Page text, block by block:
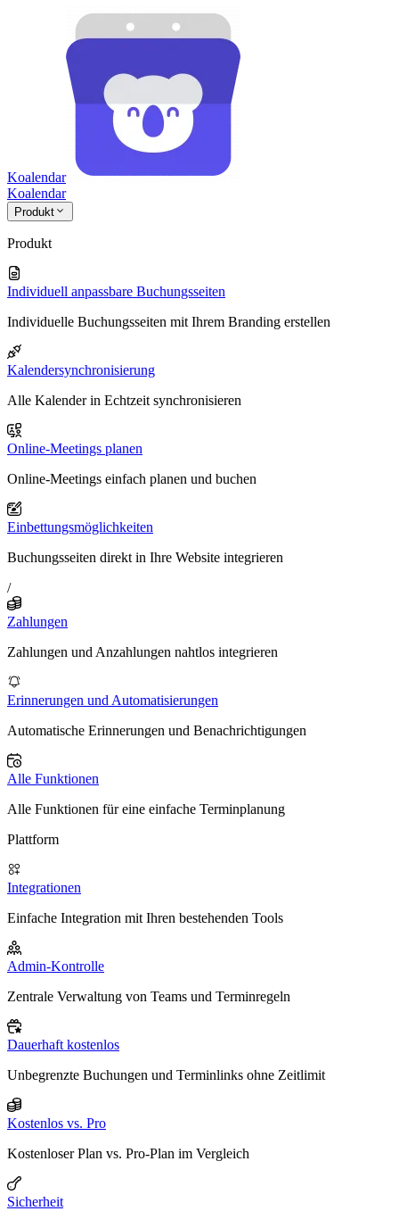
Koalendar
Koalendar
Produkt
Produkt
Individuell anpassbare Buchungsseiten
Individuelle Buchungsseiten mit Ihrem Branding erstellen
Kalendersynchronisierung
Alle Kalender in Echtzeit synchronisieren
Online-Meetings planen
Online-Meetings einfach planen und buchen
Einbettungsmöglichkeiten
Buchungsseiten direkt in Ihre Website integrieren
/
Zahlungen
Zahlungen und Anzahlungen nahtlos integrieren
Erinnerungen und Automatisierungen
Automatische Erinnerungen und Benachrichtigungen
Alle Funktionen
Alle Funktionen für eine einfache Terminplanung
Plattform
Integrationen
Einfache Integration mit Ihren bestehenden Tools
Admin-Kontrolle
Zentrale Verwaltung von Teams und Terminregeln
Dauerhaft kostenlos
Unbegrenzte Buchungen und Terminlinks ohne Zeitlimit
Kostenlos vs. Pro
Kostenloser Plan vs. Pro-Plan im Vergleich
Sicherheit